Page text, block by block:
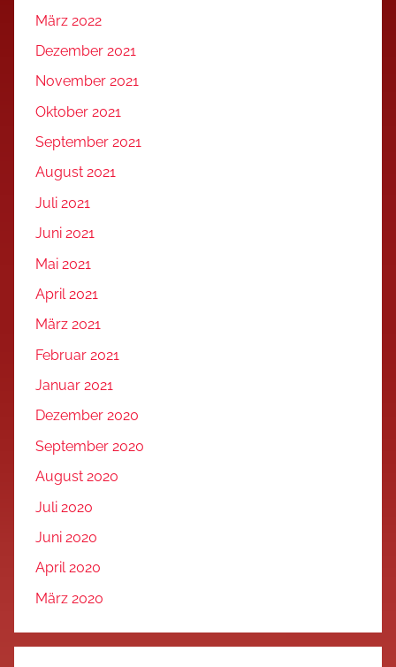
März 2022
Dezember 2021
November 2021
Oktober 2021
September 2021
August 2021
Juli 2021
Juni 2021
Mai 2021
April 2021
März 2021
Februar 2021
Januar 2021
Dezember 2020
September 2020
August 2020
Juli 2020
Juni 2020
April 2020
März 2020